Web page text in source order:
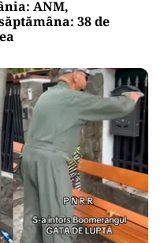
ANM,
38 de